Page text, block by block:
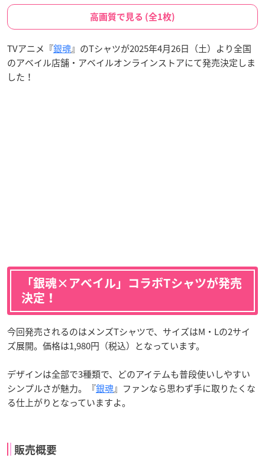
高画質で見る (全1枚)
TVアニメ『銀魂』のTシャツが2025年4月26日（土）より全国
のアベイル店舗・アベイルオンラインストアにて発売決定しま
した！
「銀魂×アベイル」コラボTシャツが発売
決定！
今回発売されるのはメンズTシャツで、サイズはM・Lの2サイ
ズ展開。価格は1,980円（税込）となっています。
デザインは全部で3種類で、どのアイテムも普段使いしやすい
シンプルさが魅力。『銀魂』ファンなら思わず手に取りたくな
る仕上がりとなっていますよ。
販売概要